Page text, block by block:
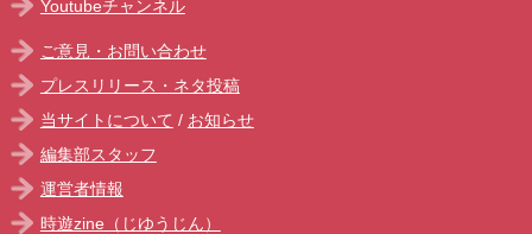
Youtubeチャンネル
ご意見・お問い合わせ
プレスリリース・ネタ投稿
当サイトについて / お知らせ
編集部スタッフ
運営者情報
時遊zine（じゆうじん）